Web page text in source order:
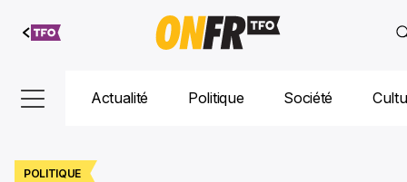
Aller au
contenu
Actualité Politique Société
POLITIQUE